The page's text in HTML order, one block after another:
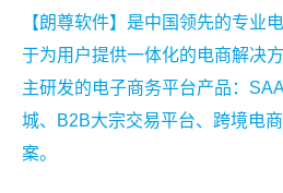
【朗尊软件】是中国领先的专业
于为用户提供一体化的电商解决
主研发的电子商务平台产品：
城、B2B大宗交易平台、跨境电
案。